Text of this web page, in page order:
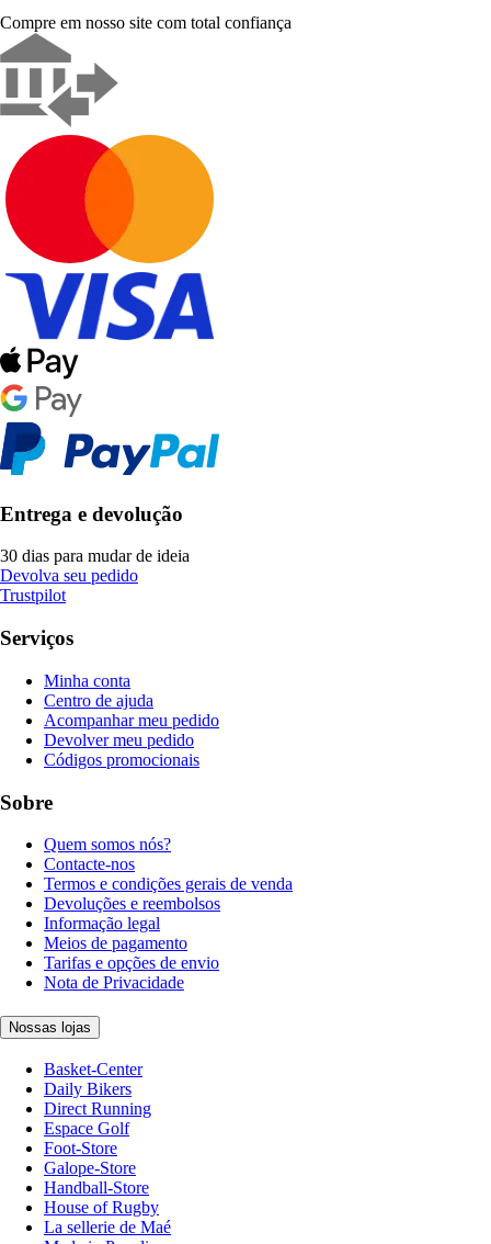
Compre em nosso site com total confiança
Entrega e devolução
30 dias para mudar de ideia
Devolva seu pedido
Trustpilot
Serviços
Minha conta
Centro de ajuda
Acompanhar meu pedido
Devolver meu pedido
Códigos promocionais
Sobre
Quem somos nós?
Contacte-nos
Termos e condições gerais de venda
Devoluções e reembolsos
Informação legal
Meios de pagamento
Tarifas e opções de envio
Nota de Privacidade
Nossas lojas
Basket-Center
Daily Bikers
Direct Running
Espace Golf
Foot-Store
Galope-Store
Handball-Store
House of Rugby
La sellerie de Maé